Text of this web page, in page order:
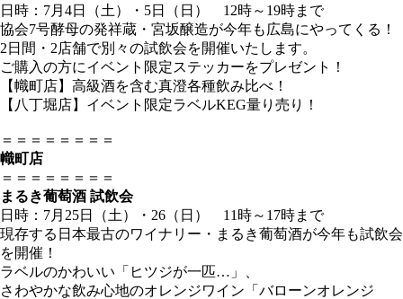
日時：7月4日（土）・5日（日） 12時～19時まで
協会7号酵母の発祥蔵・宮坂醸造が今年も広島にやってくる！
2日間・2店舗で別々の試飲会を開催いたします。
ご購入の方にイベント限定ステッカーをプレゼント！
【幟町店】高級酒を含む真澄各種飲み比べ！
【八丁堀店】イベント限定ラベルKEG量り売り！
＝＝＝＝＝＝＝＝
幟町店
＝＝＝＝＝＝＝＝
まるき葡萄酒 試飲会
日時：7月25日（土）・26（日） 11時～17時まで
現存する日本最古のワイナリー・まるき葡萄酒が今年も試飲会
を開催！
ラベルのかわいい「ヒツジが一匹…」、
さわやかな飲み心地のオレンジワイン「バローンオレンジ